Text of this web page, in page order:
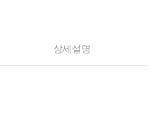
상세설명